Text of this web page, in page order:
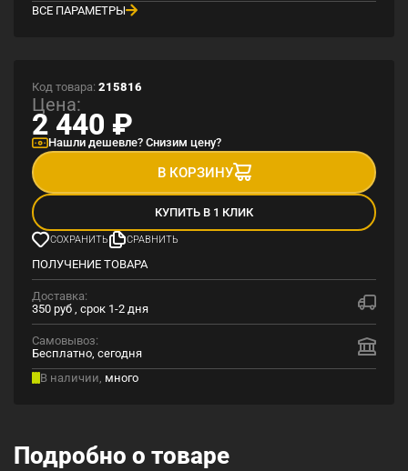
ВСЕ ПАРАМЕТРЫ
Код товара: 215816
Цена:
2 440 ₽
Нашли дешевле? Снизим цену?
В КОРЗИНУ
КУПИТЬ В 1 КЛИК
СОХРАНИТЬ СРАВНИТЬ
ПОЛУЧЕНИЕ ТОВАРА
Доставка:
350 руб , срок 1-2 дня
Самовывоз:
Бесплатно, сегодня
В наличии, много
Подробно о товаре